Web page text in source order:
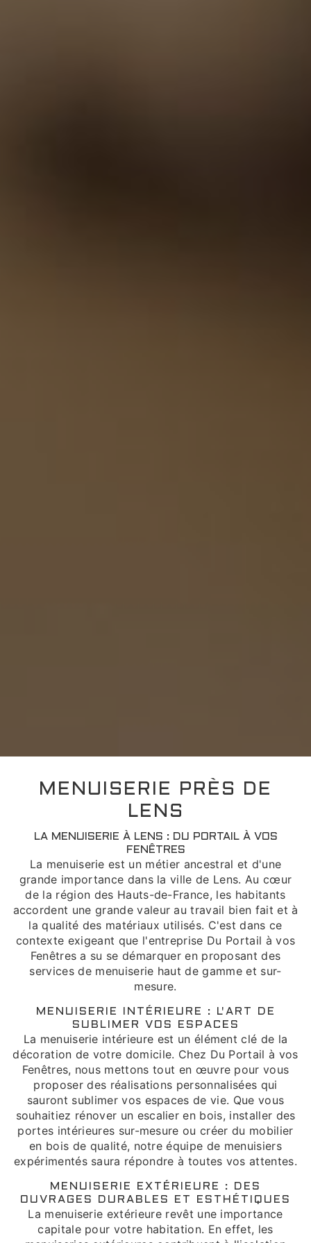
MENUISERIE PRÈS DE
LENS
LA MENUISERIE À LENS : DU PORTAIL À VOS
FENÊTRES
La menuiserie est un métier ancestral et d'une
grande importance dans la ville de Lens. Au cœur
de la région des Hauts-de-France, les habitants
accordent une grande valeur au travail bien fait et à
la qualité des matériaux utilisés. C'est dans ce
contexte exigeant que l'entreprise Du Portail à vos
Fenêtres a su se démarquer en proposant des
services de menuiserie haut de gamme et sur-
mesure.
MENUISERIE INTÉRIEURE : L'ART DE
SUBLIMER VOS ESPACES
La menuiserie intérieure est un élément clé de la
décoration de votre domicile. Chez Du Portail à vos
Fenêtres, nous mettons tout en œuvre pour vous
proposer des réalisations personnalisées qui
sauront sublimer vos espaces de vie. Que vous
souhaitiez rénover un escalier en bois, installer des
portes intérieures sur-mesure ou créer du mobilier
en bois de qualité, notre équipe de menuisiers
expérimentés saura répondre à toutes vos attentes.
MENUISERIE EXTÉRIEURE : DES
OUVRAGES DURABLES ET ESTHÉTIQUES
La menuiserie extérieure revêt une importance
capitale pour votre habitation. En effet, les